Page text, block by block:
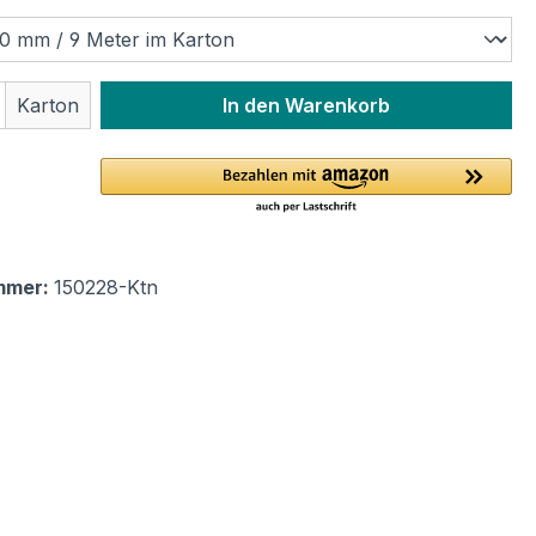
Anzahl: Gib den gewünschten Wert
Karton In den Warenkorb
150228-Ktn